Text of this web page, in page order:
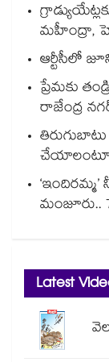
మహీంద్రా,
ఆర్టీసీలో
ప్రేమకు
రాజేంద్ర
చేయాలంటూ
మంజూరు..
Latest